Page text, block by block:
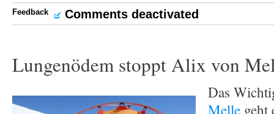
Feedback
Comments deactivated
Lungenödem stoppt Alix von
Das
Melle geht